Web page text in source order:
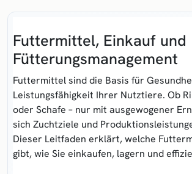
Futtermittel, Einkauf und
Fütterungsmanagement
Futtermittel sind die Basis für
Leistungsfähigkeit Ihrer Nutztiere. Ob
oder Schafe – nur mit ausgewogener
sich Zuchtziele und
Dieser Leitfaden erklärt, welche
gibt, wie Sie einkaufen, lagern und